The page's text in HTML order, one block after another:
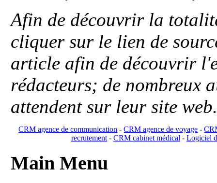
Afin de découvrir la
cliquer sur le lien de
article afin de découvrir
rédacteurs; de nombreux
attendent sur leur site
CRM agence de communication -CRM agence de voyage -
recrutement- CRM cabinet médical- Logiciel
Main Menu